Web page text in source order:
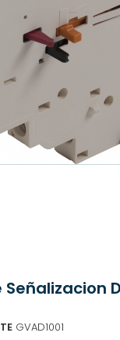
GVAD1001